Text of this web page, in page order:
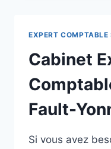
EXPERT
Cabinet
Fault-
Si vous avez